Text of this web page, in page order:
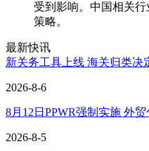
受到影响。中国相关
策略。
最新快讯
新关务工具上线 海关归类决
2026-8-6
8月12日PPWR强制实施 外
2026-8-5